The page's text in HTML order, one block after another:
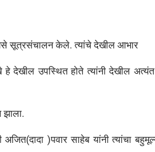
सूत्रसंचालन केले. त्यांचे देखील आभार
देखील उपस्थित होते त्यांनी देखील
झाला.
)पवार साहेब यांनी त्यांचा